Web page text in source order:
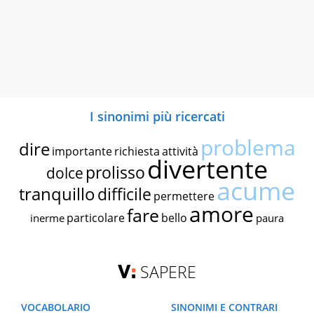
I sinonimi più ricercati
dire importante richiestaattività problema
dolce prolissodivertente
tranquillodifficile permettereacume
inerme particolarefare bello amore paura
SAPERE
VOCABOLARIO
SINONIMI E CONTRARI